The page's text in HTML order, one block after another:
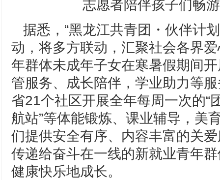
志愿者陪伴孩子们畅
据悉，“黑龙江共青团・伙伴计
动，将多方联动，汇聚社会各界
年群体未成年子女在寒暑假期间
管服务、成长陪伴，学业助力等
省21个社区开展全年每周一次的“
航站”等体能锻炼、课业辅导，美
们提供安全有序、内容丰富的关
传递给奋斗在一线的新就业青年
健康快乐地成长。